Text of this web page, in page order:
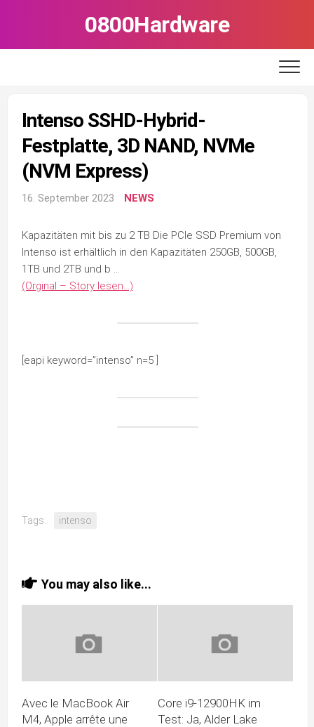
0800Hardware
Intenso SSHD-Hybrid-
Festplatte, 3D NAND, NVMe
(NVM Express)
16. September 2023 NEWS
Kapazitäten mit bis zu 2 TB Die PCIe SSD Premium von
Intenso ist erhältlich in den Kapazitäten 250GB, 500GB,
1TB und 2TB und b …
(Orginal – Story lesen…)
[eapi keyword=”intenso” n=5 ]
Tags: intenso
You may also like...
Avec le MacBook Air
M4, Apple arrête une
Core i9-12900HK im
Test: Ja, Alder Lake